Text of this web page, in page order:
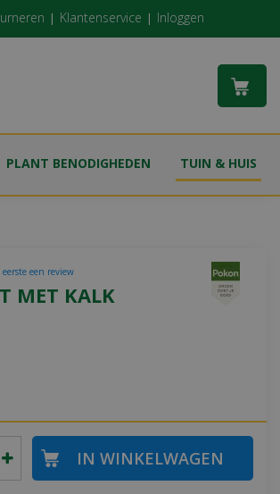
Klantenservice Inloggen
PLANT BENODIGHEDEN TUIN & HUIS
MET KALK
een review